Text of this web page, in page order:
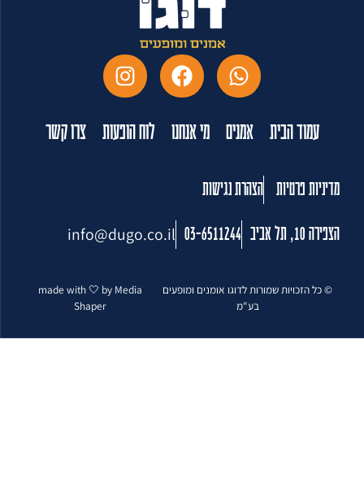
עמוד הבית אמנים מי אנחנו לוח הופעות צרו קשר
מדיניות פרטיות הצהרת נגישות
הצפירה 10, תל אביב 03-6511244
info@dugo.co.il
© כל הזכויות שמורות לדוגו אומנים ומופעים
בע"מ
made with 🤍 by Media
Shaper